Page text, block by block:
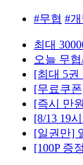
#무협 #
최대
오늘 무
[최대 5
[무료쿠
[즉시 만
[8/13 19
[일권만]
[100P 증